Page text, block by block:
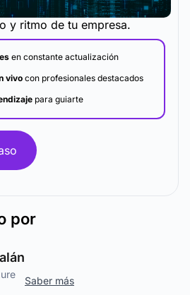
de formación que
y ritmo de tu empresa.
en constante actualización
vivo con profesionales destacados
para guiarte
por
Saber más